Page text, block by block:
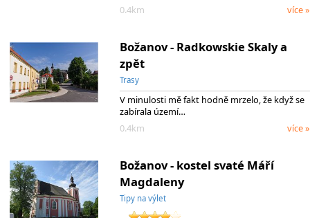
0.4km
více »
Božanov - Radkowskie Skaly a
zpět
Trasy
V minulosti mě fakt hodně mrzelo, že když se
zabírala území…
0.4km
více »
Božanov - kostel svaté Máří
Magdaleny
Tipy na výlet